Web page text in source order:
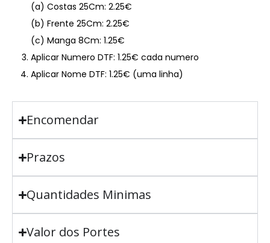
(a) Costas 25Cm: 2.25€
(b) Frente 25Cm: 2.25€
(c) Manga 8Cm: 1.25€
Aplicar Numero DTF: 1.25€ cada numero
Aplicar Nome DTF: 1.25€ (uma linha)
Encomendar
Prazos
Quantidades Minimas
Valor dos Portes